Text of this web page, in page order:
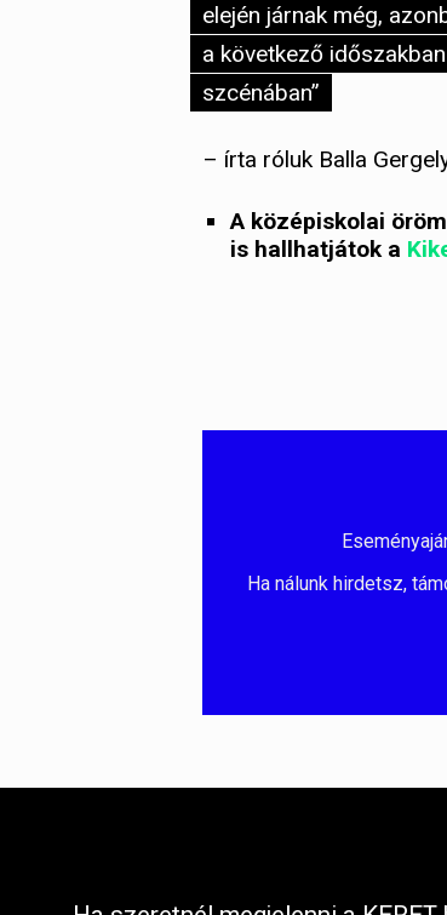
elején járnak még,
a következő
szcénában”
– írta róluk Balla
A középiskolai
is hallhatjátok a
Ha nálunk hirdetsz,